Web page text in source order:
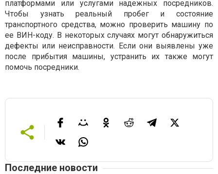
платформами или услугами надежных посредников.
Чтобы узнать реальный пробег и состояние
транспортного средства, можно проверить машину по
ее ВИН-коду. В некоторых случаях могут обнаружиться
дефекты или неисправности. Если они выявлены уже
после прибытия машины, устранить их также могут
помочь посредники.
Последние новости